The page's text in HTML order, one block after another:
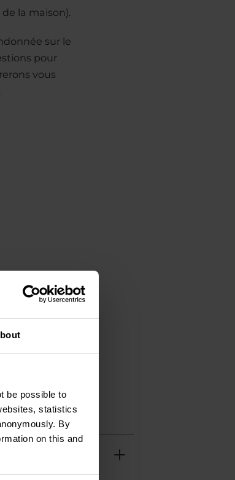
be possible to
statistics
By
on this and
la maison).
sur le
pour
vous